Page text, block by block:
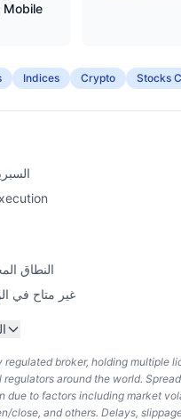
Mobile
Indices Crypto Stocks
النطاق
غير متاح في
regulated broker, holding multiple
around the world.
due to factors including market
close, and others. Delays,